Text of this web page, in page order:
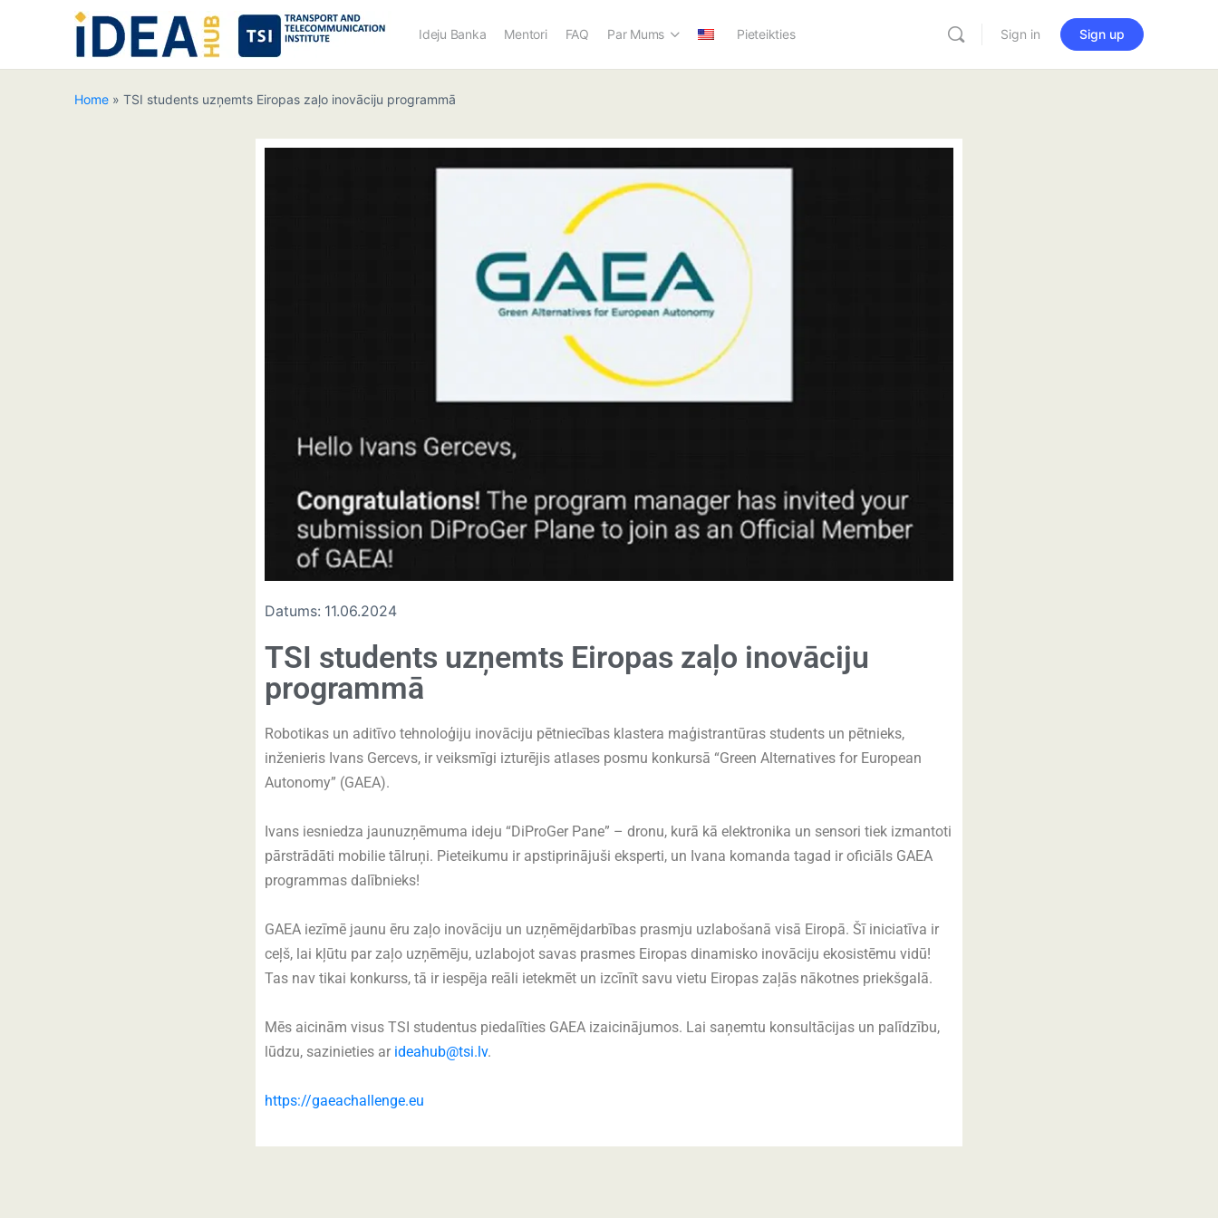
Ideju Banka Mentori FAQ Par Mums Pieteikties Sign in Sign up
Home » TSI students uzņemts Eiropas zaļo inovāciju programmā
Datums: 11.06.2024
TSI students uzņemts Eiropas zaļo inovāciju
programmā
Robotikas un aditīvo tehnoloģiju inovāciju pētniecības klastera maģistrantūras students un pētnieks,
inženieris Ivans Gercevs, ir veiksmīgi izturējis atlases posmu konkursā “Green Alternatives for European
Autonomy” (GAEA).
Ivans iesniedza jaunuzņēmuma ideju “DiProGer Pane” – dronu, kurā kā elektronika un sensori tiek izmantoti
pārstrādāti mobilie tālruņi. Pieteikumu ir apstiprinājuši eksperti, un Ivana komanda tagad ir oficiāls GAEA
programmas dalībnieks!
GAEA iezīmē jaunu ēru zaļo inovāciju un uzņēmējdarbības prasmju uzlabošanā visā Eiropā. Šī iniciatīva ir
ceļš, lai kļūtu par zaļo uzņēmēju, uzlabojot savas prasmes Eiropas dinamisko inovāciju ekosistēmu vidū!
Tas nav tikai konkurss, tā ir iespēja reāli ietekmēt un izcīnīt savu vietu Eiropas zaļās nākotnes priekšgalā.
Mēs aicinām visus TSI studentus piedalīties GAEA izaicinājumos. Lai saņemtu konsultācijas un palīdzību,
lūdzu, sazinieties ar ideahub@tsi.lv.
https://gaeachallenge.eu